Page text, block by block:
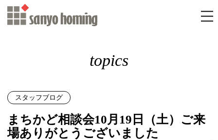
topics
スタッフブログ
まちかど相談会10月19日（土）ご来
場ありがとうございました